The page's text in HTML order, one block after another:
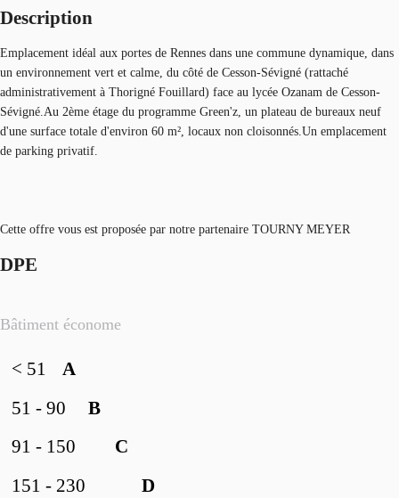
Description
Emplacement idéal aux portes de Rennes dans une commune dynamique, dans
un environnement vert et calme, du côté de Cesson-Sévigné (rattaché
administrativement à Thorigné Fouillard) face au lycée Ozanam de Cesson-
Sévigné.Au 2ème étage du programme Green'z, un plateau de bureaux neuf
d'une surface totale d'environ 60 m², locaux non cloisonnés.Un emplacement
de parking privatif.
Cette offre vous est proposée par notre partenaire TOURNY MEYER
DPE
Bâtiment économe
A
< 51
B
51 - 90
C
91 - 150
D
151 - 230